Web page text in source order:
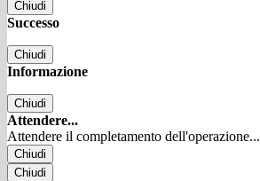
Chiudi
Successo
Chiudi
Informazione
Chiudi
Attendere...
Attendere il completamento dell'operazione...
Chiudi
Chiudi